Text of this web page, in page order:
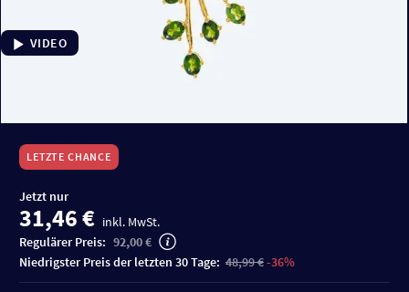
VIDEO
LETZTE CHANCE
Jetzt nur
31,46 € inkl. MwSt.
Regulärer Preis: 92,00 €
niedrigster Preis der letzten 30 Tage: 48,99 €-36%